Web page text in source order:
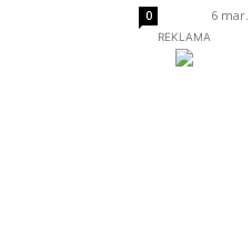
0 6 mar.
REKLAMA